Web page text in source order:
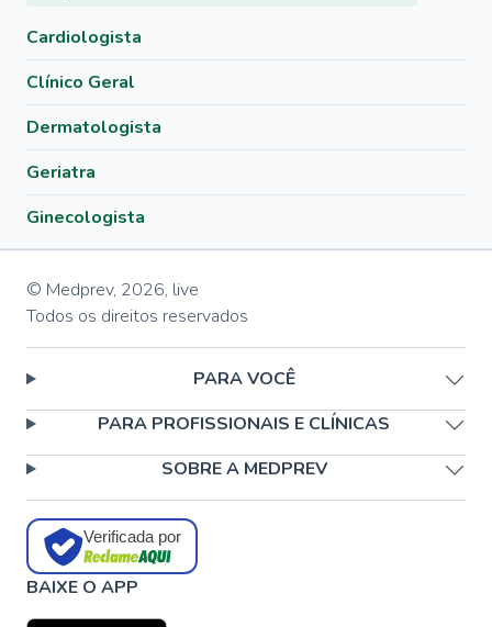
Cardiologista
Clínico Geral
Dermatologista
Geriatra
Ginecologista
© Medprev, 2026, live
Todos os direitos reservados
PARA VOCÊ
PARA PROFISSIONAIS E CLÍNICAS
SOBRE A MEDPREV
Verificada por
BAIXE O APP